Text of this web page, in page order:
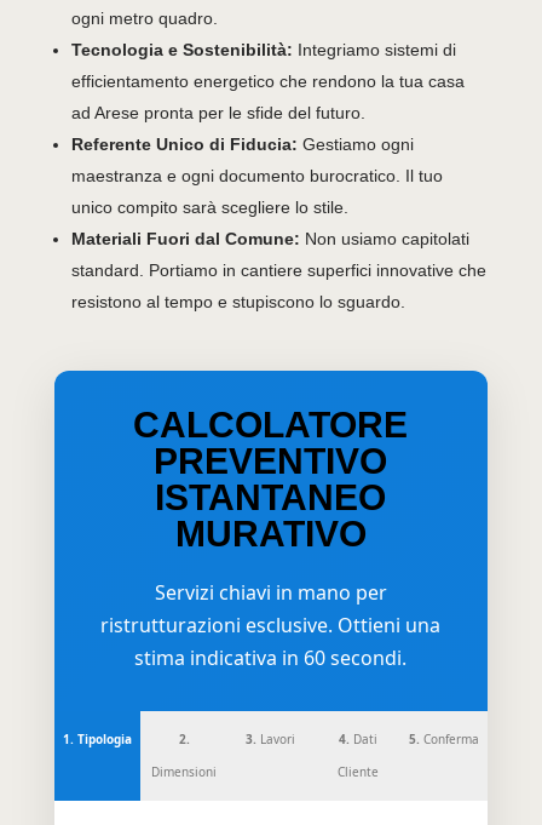
ogni metro quadro.
Tecnologia e Sostenibilità: Integriamo sistemi di
efficientamento energetico che rendono la tua casa
ad Arese pronta per le sfide del futuro.
Referente Unico di Fiducia: Gestiamo ogni
maestranza e ogni documento burocratico. Il tuo
unico compito sarà scegliere lo stile.
Materiali Fuori dal Comune: Non usiamo capitolati
standard. Portiamo in cantiere superfici innovative che
resistono al tempo e stupiscono lo sguardo.
CALCOLATORE
PREVENTIVO
ISTANTANEO
MURATIVO
Servizi chiavi in mano per
ristrutturazioni esclusive. Ottieni una
stima indicativa in 60 secondi.
1. Tipologia
2.
Dimensioni
3. Lavori 4. Dati
Cliente
5. Conferma